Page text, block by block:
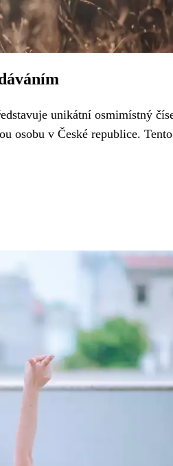
unikátní osmimístný
osobu v České republice. Tento